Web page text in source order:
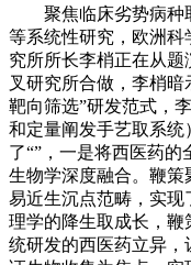
聚焦临床劣势病种
等系统性研究，欧洲
究所所长李梢正在从
叉研究所合做，李梢
靶向筛选”研发范式，
和定量阐发手艺取系统
了“”，一是将西医药
生物学深度融合。鞭
易近生沉点范畴，实
理学的降生取成长，鞭
统研发的西医药立异